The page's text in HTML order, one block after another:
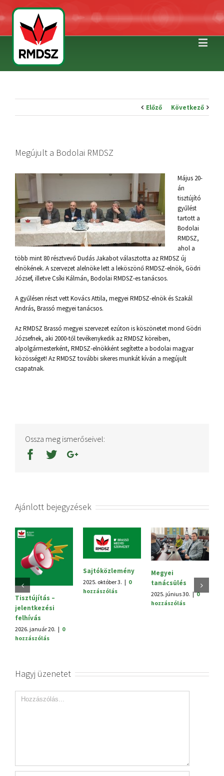
Előző Következő
Megújult a Bodolai RMDSZ
Május 20-
án
tisztújító
gyűlést
tartott a
Bodolai
RMDSZ,
ahol a
több mint 80 résztvevő Dudás Jakabot választotta az RMDSZ új
elnökének. A szervezet alelnöke lett a leköszönő RMDSZ-elnök, Gödri
József, illetve Csíki Kálmán, Bodolai RMDSZ-es tanácsos.
A gyűlésen részt vett Kovács Attila, megyei RMDSZ-elnök és Szakál
András, Brassó megyei tanácsos.
Az RMDSZ Brassó megyei szervezet ezúton is köszönetet mond Gödri
Józsefnek, aki 2000-től tevékenykedik az RMDSZ köreiben,
alpolgármesterként, RMDSZ-elnökként segítette a bodolai magyar
közösséget! Az RMDSZ további sikeres munkát kíván a megújult
csapatnak.
Ossza meg ismerőseivel:
Ajánlott bejegyzések
Tisztújítás –
jelentkezési
felhívás
2026. január 20. | 0
hozzászólás
Sajtóközlemény
2025. október 3. | 0
hozzászólás
Megyei
tanácsülés
2025. június 30. | 0
hozzászólás
Hagyj üzenetet